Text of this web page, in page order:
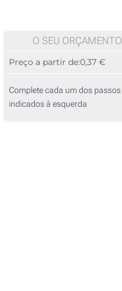
O SEU ORÇAMENTO
Preço a partir de:0,37 €
Complete cada um dos passos
indicados à esquerda